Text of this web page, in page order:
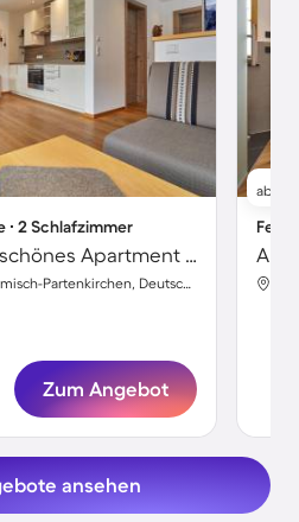
∙ 2 Schlafzimmer
Voll ausgestattetes schönes Apartment mit Sauna, Terrasse und Garten | Bergblick
Uffing am Staffelsee, Garmisch-Partenkirchen, Deutschland
Zum Angebot
ab
ansehen